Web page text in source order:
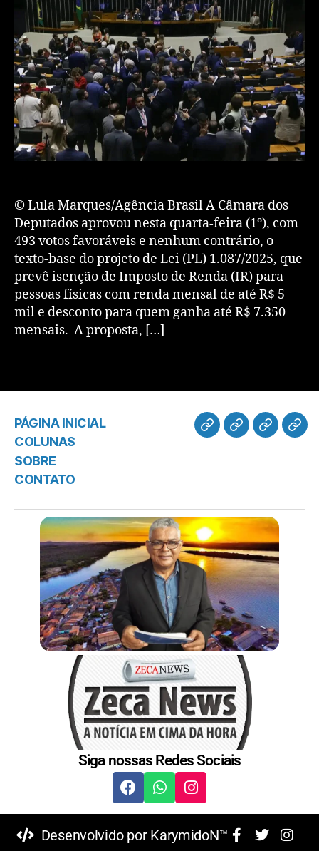
© Lula Marques/Agência Brasil A Câmara dos
Deputados aprovou nesta quarta-feira (1º), com
493 votos favoráveis e nenhum contrário, o
texto-base do projeto de Lei (PL) 1.087/2025, que
prevê isenção de Imposto de Renda (IR) para
pessoas físicas com renda mensal de até R$ 5
mil e desconto para quem ganha até R$ 7.350
mensais. A proposta, […]
PÁGINA INICIAL
COLUNAS
SOBRE
CONTATO
Siga nossas Redes Sociais
Desenvolvido por KarymidoN™